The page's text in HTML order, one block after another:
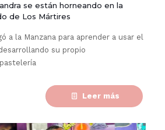
se están horneando en la
de Los Mártires
a la Manzana para aprender a usar el
su propio
Leer más